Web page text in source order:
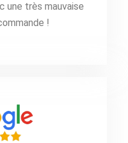
une très mauvaise
!